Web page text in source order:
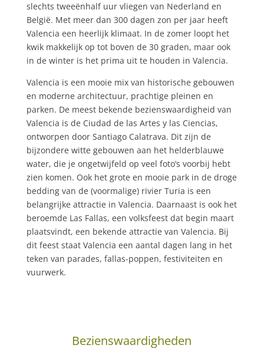
slechts tweeënhalf uur vliegen van Nederland en
België. Met meer dan 300 dagen zon per jaar heeft
Valencia een heerlijk klimaat. In de zomer loopt het
kwik makkelijk op tot boven de 30 graden, maar ook
in de winter is het prima uit te houden in Valencia.
Valencia is een mooie mix van historische gebouwen
en moderne architectuur, prachtige pleinen en
parken. De meest bekende bezienswaardigheid van
Valencia is de Ciudad de las Artes y las Ciencias,
ontworpen door Santiago Calatrava. Dit zijn de
bijzondere witte gebouwen aan het helderblauwe
water, die je ongetwijfeld op veel foto’s voorbij hebt
zien komen. Ook het grote en mooie park in de droge
bedding van de (voormalige) rivier Turia is een
belangrijke attractie in Valencia. Daarnaast is ook het
beroemde Las Fallas, een volksfeest dat begin maart
plaatsvindt, een bekende attractie van Valencia. Bij
dit feest staat Valencia een aantal dagen lang in het
teken van parades, fallas-poppen, festiviteiten en
vuurwerk.
Bezienswaardigheden